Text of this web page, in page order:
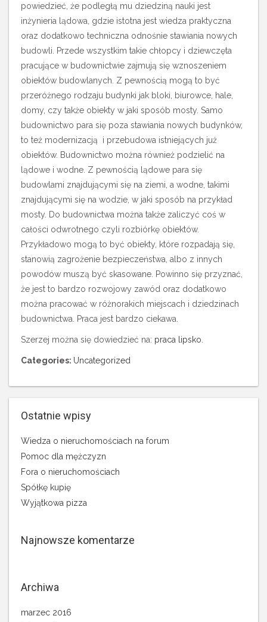
powiedzieć, że podległą mu dziedziną nauki jest
inżynieria lądowa, gdzie istotna jest wiedza praktyczna
oraz dodatkowo techniczna odnośnie stawiania nowych
budowli. Przede wszystkim takie chłopcy i dziewczęta
pracujące w budownictwie zajmują się wznoszeniem
obiektów budowlanych. Z pewnością mogą to być
przeróżnego rodzaju budynki jak bloki, biurowce, hale,
domy, czy także obiekty w jaki sposób mosty. Samo
budownictwo para się poza stawiania nowych budynków,
to też modernizacją i przebudowa istniejących już
obiektów. Budownictwo można również podzielić na
lądowe i wodne. Z pewnością lądowe para się
budowlami znajdującymi się na ziemi, a wodne, takimi
znajdującymi się na wodzie, w jaki sposób na przykład
mosty. Do budownictwa można także zaliczyć coś w
całości odwrotnego czyli rozbiórkę obiektów.
Przykładowo mogą to być obiekty, które rozpadają się,
stanowią zagrożenie bezpieczeństwa, albo z innych
powodów muszą być skasowane. Powinno się przyznać,
że jest to bardzo rozwojowy zawód oraz dodatkowo
można pracować w różnorakich miejscach i dziedzinach
budownictwa. Praca jest bardzo ciekawa.
Szerzej można się dowiedzieć na: praca lipsko
Categories: Uncategorized
Ostatnie wpisy
Wiedza o nieruchomościach na forum
Pomoc dla mężczyzn
Fora o nieruchomościach
Spółkę kupię
Wyjątkowa pizza
Najnowsze komentarze
Archiwa
marzec 2016